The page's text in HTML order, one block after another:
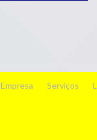
Empresa Serviços